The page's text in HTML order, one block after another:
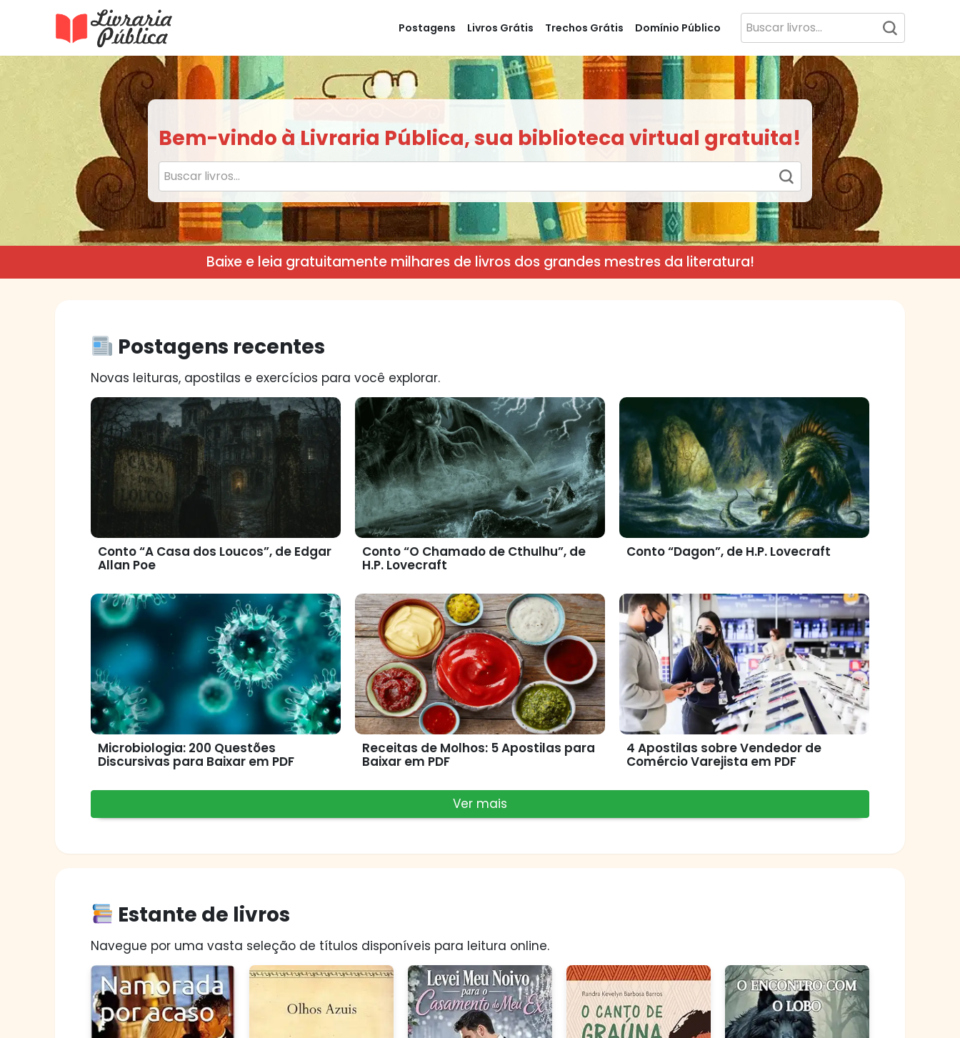
Livraria Pública
Sua Biblioteca Virtual Gratuita
Postagens Livros Grátis Trechos Grátis Domínio Público
Bem-vindo à Livraria Pública, sua biblioteca virtual gratuita!
Baixe e leia gratuitamente milhares de livros dos grandes mestres da literatura!
Postagens recentes
Novas leituras, apostilas e exercícios para você explorar.
Conto “A Casa dos Loucos”, de Edgar
Allan Poe
Conto “O Chamado de Cthulhu”, de
H.P. Lovecraft
Conto “Dagon”, de H.P. Lovecraft
Microbiologia: 200 Questões
Discursivas para Baixar em PDF
Receitas de Molhos: 5 Apostilas para
Baixar em PDF
4 Apostilas sobre Vendedor de
Comércio Varejista em PDF
Ver mais
Estante de livros
Navegue por uma vasta seleção de títulos disponíveis para leitura online.